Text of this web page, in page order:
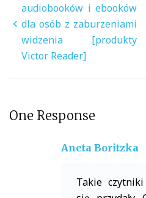
wpisu
audiobooków i ebooków
dla osób z zaburzeniami
widzenia [produkty
Victor Reader]
One Response
Aneta Boritzka
Takie